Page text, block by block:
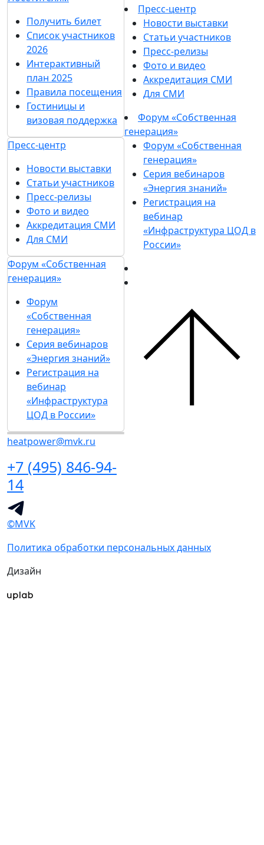
Получить билет
Список участников
2026
Интерактивный
план 2025
Правила посещения
Гостиницы и
визовая поддержка
Пресс-центр
Новости выставки
Статьи участников
Пресс-релизы
Фото и видео
Аккредитация СМИ
Для СМИ
Форум «Собственная
генерация»
Форум
«Собственная
генерация»
Серия вебинаров
«Энергия знаний»
Регистрация на
вебинар
«Инфраструктура
ЦОД в России»
heatpower@mvk.ru
+7 (495) 846-94-
14
Пресс-центр
Новости выставки
Статьи участников
Пресс-релизы
Фото и видео
Аккредитация СМИ
Для СМИ
Форум «Собственная
генерация»
Форум «Собственная
генерация»
Серия вебинаров
«Энергия знаний»
Регистрация на
вебинар
«Инфраструктура ЦОД в
России»
©MVK
Политика обработки персональных данных
Дизайн